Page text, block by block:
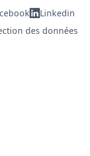
Linkedin
des données